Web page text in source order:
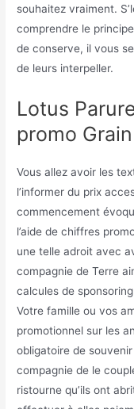
souhaitez vraiment.
comprendre le
de conserve, il vous
de leurs interpeller.
Lotus
promo
Vous allez avoir les
l’informer du prix
commencement
l’aide de chiffres
une telle adroit avec
compagnie de Terre
calcules de
Votre famille ou vos
promotionnel sur les
obligatoire de
compagnie de le
ristourne qu’ils ont